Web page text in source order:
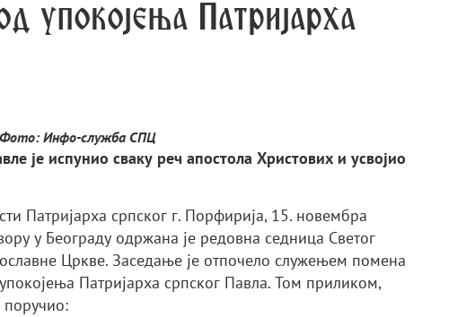
упокојења Патријарха
Фото: Инфо-служба СПЦ
је испунио сваку реч апостола Христових и усвојио
Патријарха српског г. Порфирија, 15. новембра
у Београду одржана је редовна седница Светог
Цркве. Заседање је отпочело служењем помена
Патријарха српског Павла. Том приликом,
поручио: